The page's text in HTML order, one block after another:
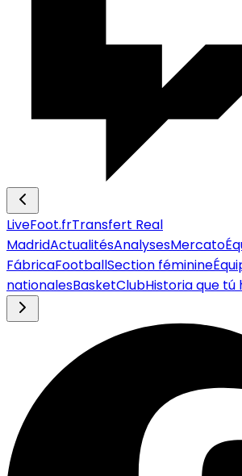
LiveFoot.frTransfert Real
MadridActualitésAnalysesMercato
FábricaFootballSection féminine
nationalesBasketClubHistoria que tú